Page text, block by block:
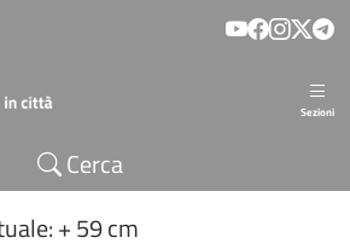
Sezioni
Cerca
+ 59 cm